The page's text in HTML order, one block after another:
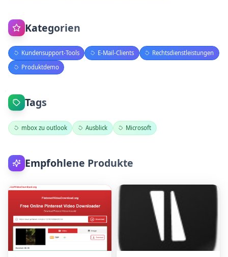
Kategorien
Kundensupport-Tools E-Mail-Clients
Rechtsdienstleistungen
Produktdemo
Tags
mbox zu outlook Ausblick Microsoft
Empfohlene Produkte